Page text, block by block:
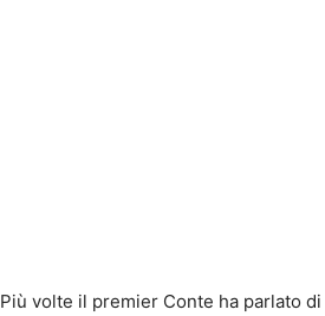
Più volte il premier Conte ha parlato di